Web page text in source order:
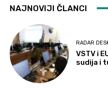
NAJNOVIJI ČLANCI
RADAR
VSTV i
sudija i